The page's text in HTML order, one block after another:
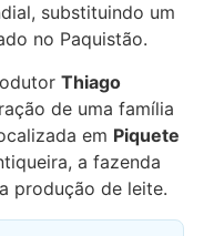
substituindo um
no Paquistão.
Thiago
de uma família
em Piquete
a fazenda
produção de leite.